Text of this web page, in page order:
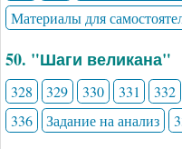
Материалы для
50. "Шаги великана"
328 329 330 331 332
336
Задание на анализ